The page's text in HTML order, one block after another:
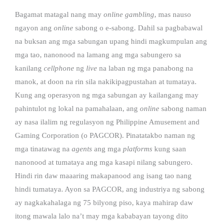
Bagamat matagal nang may online gambling, mas nauso
ngayon ang online sabong o e-sabong. Dahil sa pagbabawal
na buksan ang mga sabungan upang hindi magkumpulan ang
mga tao, nanonood na lamang ang mga sabungero sa
kanilang cellphone ng live na laban ng mga panabong na
manok, at doon na rin sila nakikipagpustahan at tumataya.
Kung ang operasyon ng mga sabungan ay kailangang may
pahintulot ng lokal na pamahalaan, ang online sabong naman
ay nasa ilalim ng regulasyon ng Philippine Amusement and
Gaming Corporation (o PAGCOR). Pinatatakbo naman ng
mga tinatawag na agents ang mga platforms kung saan
nanonood at tumataya ang mga kasapi nilang sabungero.
Hindi rin daw maaaring makapanood ang isang tao nang
hindi tumataya. Ayon sa PAGCOR, ang industriya ng sabong
ay nagkakahalaga ng 75 bilyong piso, kaya mahirap daw
itong mawala lalo na’t may mga kababayan tayong dito